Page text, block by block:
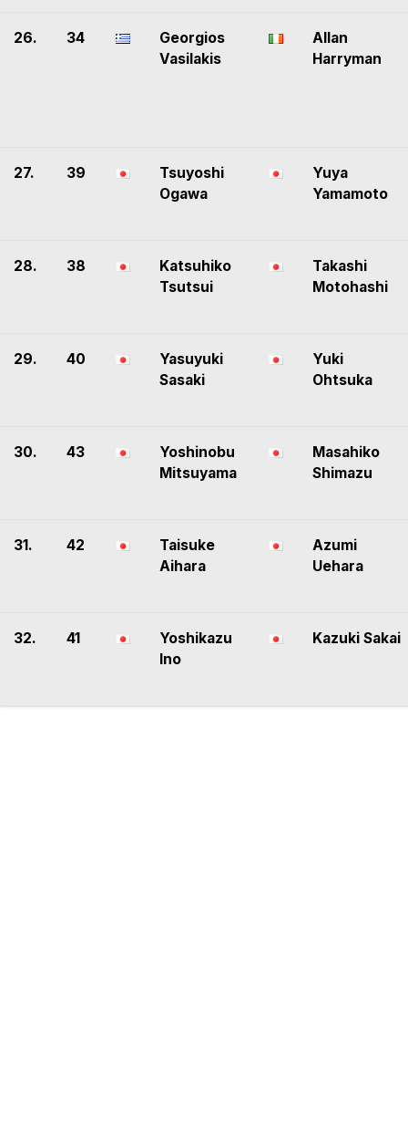
26. 34
Georgios
Vasilakis
Allan
Harryman
27. 39
Tsuyoshi
Ogawa
Yuya
Yamamoto
28. 38
Katsuhiko
Tsutsui
Takashi
Motohashi
29. 40
Yasuyuki
Sasaki
Yuki
Ohtsuka
30. 43
Yoshinobu
Mitsuyama
Masahiko
Shimazu
31. 42
Taisuke
Aihara
Azumi
Uehara
32. 41
Yoshikazu
Ino
Kazuki Sakai